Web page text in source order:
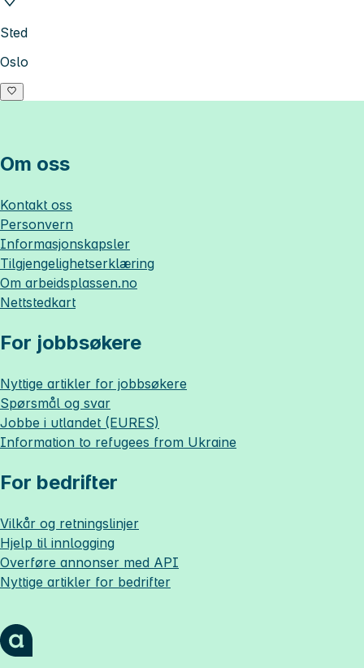
Sted
Oslo
Om oss
Kontakt oss
Personvern
Informasjonskapsler
Tilgjengelighetserklæring
Om arbeidsplassen.no
Nettstedkart
For jobbsøkere
Nyttige artikler for jobbsøkere
Spørsmål og svar
Jobbe i utlandet (EURES)
Information to refugees from Ukraine
For bedrifter
Vilkår og retningslinjer
Hjelp til innlogging
Overføre annonser med API
Nyttige artikler for bedrifter